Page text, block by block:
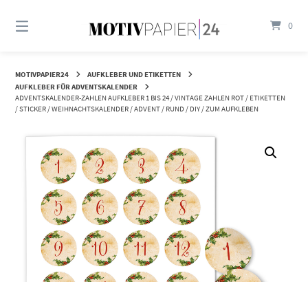
zum
0
MOTIVPAPIER24
AUFKLEBER UND ETIKETTEN
AUFKLEBER FÜR ADVENTSKALENDER
ADVENTSKALENDER-ZAHLEN AUFKLEBER 1 BIS 24 / VINTAGE ZAHLEN ROT / ETIKETTEN
/ STICKER / WEIHNACHTSKALENDER / ADVENT / RUND / DIY / ZUM AUFKLEBEN